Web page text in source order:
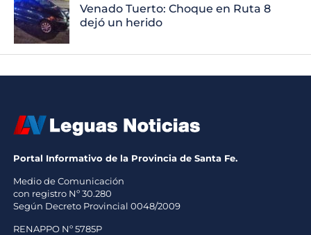
Venado Tuerto: Choque en Ruta 8
dejó un herido
Portal Informativo de la Provincia de Santa Fe.
Medio de Comunicación
con registro Nº 30.280
Según Decreto Provincial 0048/2009
RENAPPO Nº 5785P